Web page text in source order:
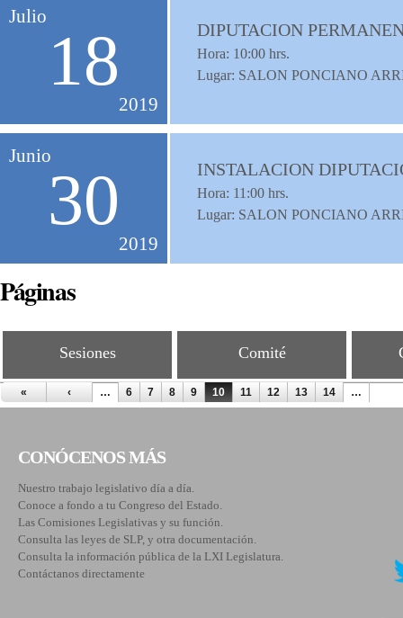
Julio
18
2019
DIPUTACION
Hora: 10:00 hrs.
Lugar: SALON PONCIANO
Junio
30
2019
INSTALACION
Hora: 11:00 hrs.
Lugar: SALON PONCIANO
Páginas
Sesiones Comité
« ‹ … 6 7 8 9 10 11 12 13 14 …
CONÓCENOS MÁS
Nuestro trabajo legislativo día a día.
Conoce a fondo a tu Congreso del Estado.
Las Comisiones Legislativas y su función.
Consulta las leyes de SLP, y otra documentación.
Consulta la información pública de la LXI Legislatura.
Contáctanos directamente